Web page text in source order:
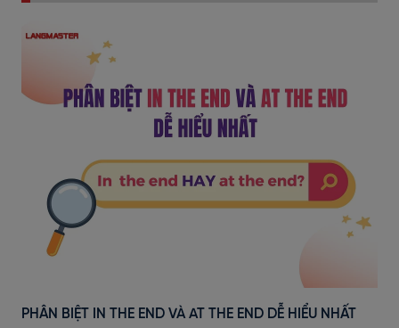
PHÂN BIỆT IN THE END VÀ AT THE END DỄ HIỂU NHẤT